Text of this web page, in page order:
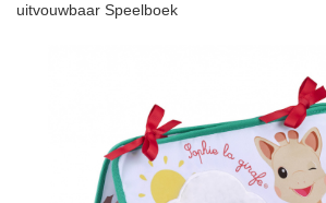
uitvouwbaar Speelboek